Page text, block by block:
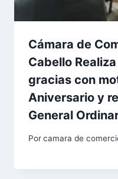
Cámara de
Cabello
gracias con
Aniversario y
General
Porcamara de